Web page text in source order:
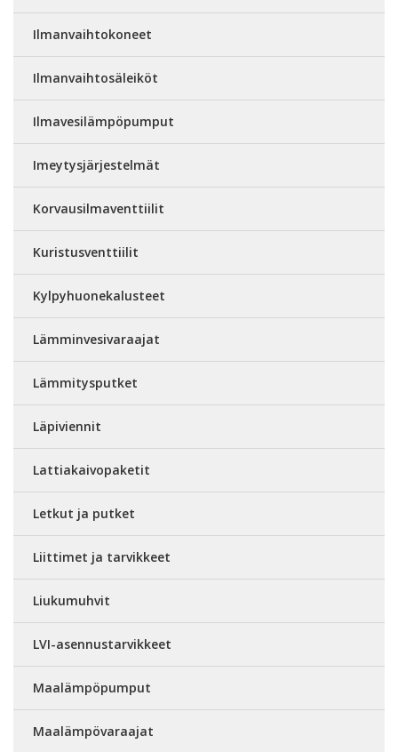
Ilmanvaihtokoneet
Ilmanvaihtosäleiköt
Ilmavesilämpöpumput
Imeytysjärjestelmät
Korvausilmaventtiilit
Kuristusventtiilit
Kylpyhuonekalusteet
Lämminvesivaraajat
Lämmitysputket
Läpiviennit
Lattiakaivopaketit
Letkut ja putket
Liittimet ja tarvikkeet
Liukumuhvit
LVI-asennustarvikkeet
Maalämpöpumput
Maalämpövaraajat